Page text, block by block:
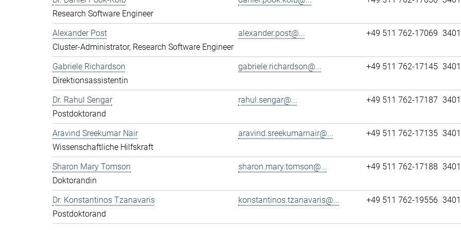
Research Software Engineer
Alexander Post
Cluster-Administrator, Research Software Engineer
alexander.post@... +49 511 762-17069
Gabriele Richardson
Direktionsassistentin
gabriele.richardson@... +49 511 762-17145
Dr. Rahul Sengar
Postdoktorand
rahul.sengar@... +49 511 762-17187
Aravind Sreekumar Nair
Wissenschaftliche Hilfskraft
aravind.sreekumarnair@... +49 511 762-17135
Sharon Mary Tomson
Doktorandin
sharon.mary.tomson@... +49 511 762-17188
Dr. Konstantinos Tzanavaris
Postdoktorand
konstantinos.tzanavaris@... +49 511 762-19556